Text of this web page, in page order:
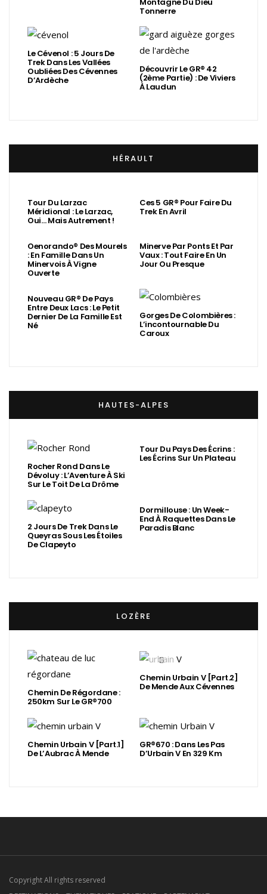
Tonnerre
Le Cévenol : 5 Jours De
Trek Dans Les Vallées
Oubliées Des Cévennes
D’Ardèche
Découvrir Le GR® 42
(2ème Partie) : De Viviers
À Laudun
HÉRAULT
Tour Du Larzac
Méridional : Le Larzac,
Oui… Mais Autrement !
Ces 5 GR® Pour Faire Du
Trek En Avril
Oenorando® Des Mourels
: En Famille Dans Un
Minervois À Vigne
Ouverte
Minerve Par Ponts Et Par
Vaux : Tout Faire En Un
Jour Ou Presque
Nouveau GR® De Pays
Entre Deux Lacs : Le Petit
Dernier De La Famille Est
Né
Gorges De Colombières :
L’incontournable Du
Caroux
HAUTES-ALPES
Rocher Rond Dans Le
Dévoluy : L’Aventure À Ski
Sur Le Toit De La Drôme
Tour Du Pays Des Écrins :
Les Écrins Sur Un Plateau
2 Jours De Trek Dans Le
Queyras Sous Les Étoiles
De Clapeyto
Dormillouse : Un Week-
End À Raquettes Dans Le
Paradis Blanc
LOZÈRE
Chemin De Régordane :
250km Sur Le GR®700
Chemin Urbain V [Part.2]
De Mende Aux Cévennes
Chemin Urbain V [Part.1]
De L’Aubrac À Mende
GR®670 : Dans Les Pas
D’Urbain V En 329 Km
Copyright All rights reserved